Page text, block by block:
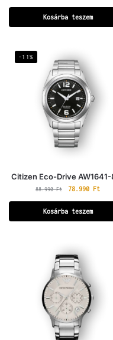
Kosárba teszem
-11%
Citizen Eco-Drive AW1641-
88.990Ft 78.990 Ft
Kosárba teszem